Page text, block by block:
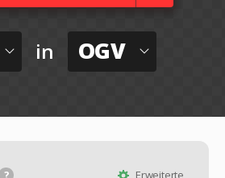
in OGV
Erweiterte